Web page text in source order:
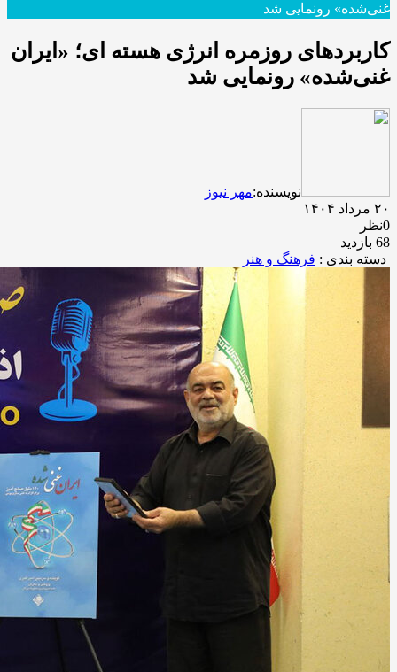
غنی‌شده» رونمایی شد
کاربردهای روزمره انرژی هسته ای؛ «ایران
غنی‌شده» رونمایی شد
نویسنده:مهر نیوز
۲۰ مرداد ۱۴۰۴
0نظر
68 بازدید
دسته بندی : فرهنگ و هنر